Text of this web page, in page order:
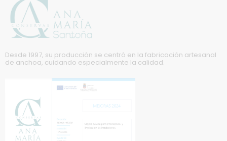
Desde 1997, su producción se centró en la fabricación artesanal
de anchoa, cuidando especialmente la calidad.